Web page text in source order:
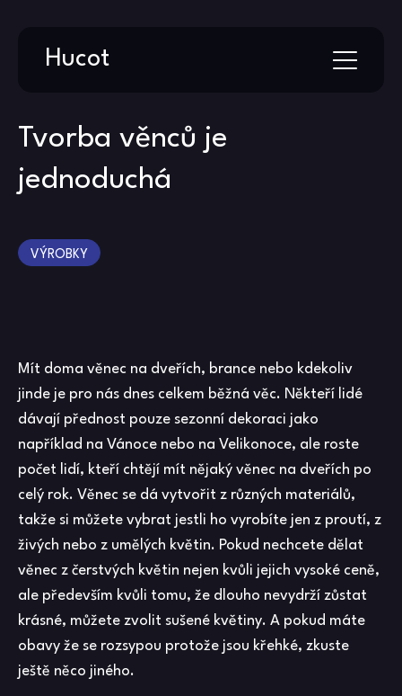
Hucot
Tvorba věnců je
jednoduchá
VÝROBKY
Mít doma věnec na dveřích, brance nebo kdekoliv
jinde je pro nás dnes celkem běžná věc. Někteří lidé
dávají přednost pouze sezonní dekoraci jako
například na Vánoce nebo na Velikonoce, ale roste
počet lidí, kteří chtějí mít nějaký věnec na dveřích po
celý rok. Věnec se dá vytvořit z různých materiálů,
takže si můžete vybrat jestli ho vyrobíte jen z proutí, z
živých nebo z umělých květin. Pokud nechcete dělat
věnec z čerstvých květin nejen kvůli jejich vysoké ceně,
ale především kvůli tomu, že dlouho nevydrží zůstat
krásné, můžete zvolit sušené květiny. A pokud máte
obavy že se rozsypou protože jsou křehké, zkuste
ještě něco jiného.